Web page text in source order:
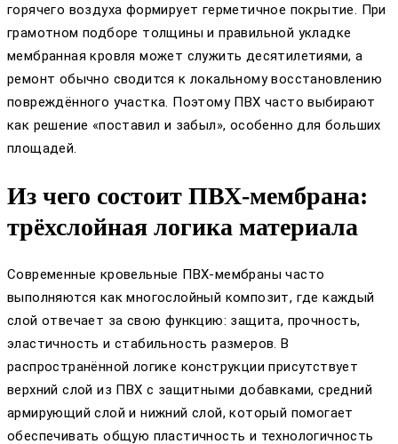
горячего воздуха формирует герметичное покрытие. При
грамотном подборе толщины и правильной укладке
мембранная кровля может служить десятилетиями, а
ремонт обычно сводится к локальному восстановлению
повреждённого участка. Поэтому ПВХ часто выбирают
как решение «поставил и забыл», особенно для больших
площадей.
Из чего состоит ПВХ-мембрана:
трёхслойная логика материала
Современные кровельные ПВХ-мембраны часто
выполняются как многослойный композит, где каждый
слой отвечает за свою функцию: защита, прочность,
эластичность и стабильность размеров. В
распространённой логике конструкции присутствует
верхний слой из ПВХ с защитными добавками, средний
армирующий слой и нижний слой, который помогает
обеспечивать общую пластичность и технологичность